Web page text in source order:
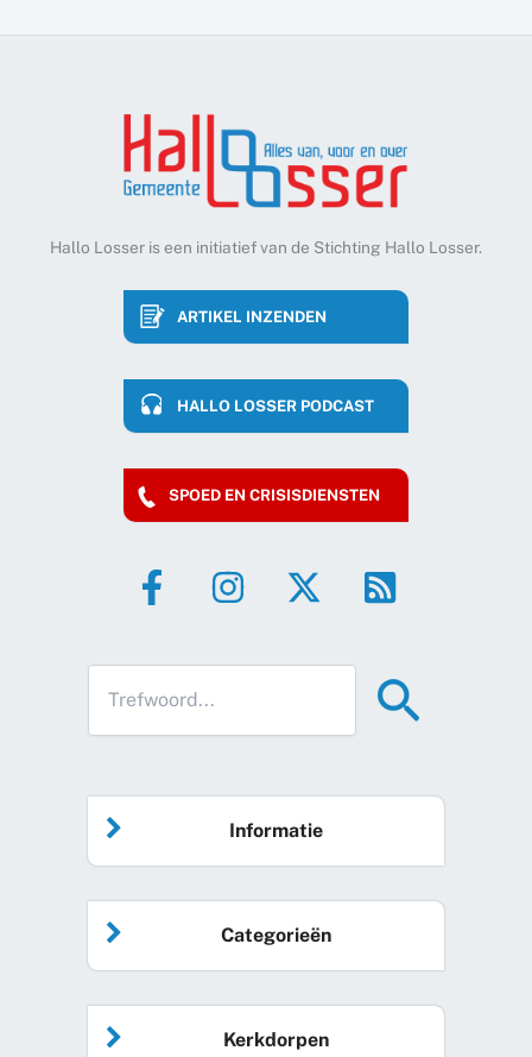
Hallo Losser is een initiatief van de Stichting Hallo Losser.
ARTIKEL INZENDEN
HALLO LOSSER PODCAST
SPOED EN CRISISDIENSTEN
Informatie
Home
Agenda
Categorieën
Algemeen nieuws
Kerkdorpen